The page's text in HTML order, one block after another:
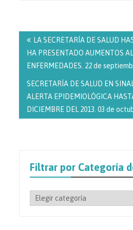
de
entradas
LA SECRETARÍA DE SALUD
HA PRESENTADO AUMENTOS
ENFERMEDADES. 22 de
SECRETARÍA DE SALUD EN
ALERTA EPIDEMIOLÓGICA
DICIEMBRE DEL 2013. 03 de
Filtrar por Categoría
Filtrar